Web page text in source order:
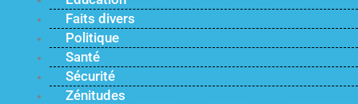
Faits divers
Politique
Santé
Sécurité
Zénitudes